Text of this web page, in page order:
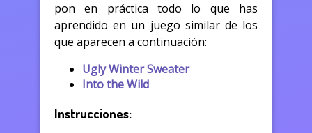
pon en práctica todo lo que has
aprendido en un juego similar de los
que aparecen a continuación:
Ugly Winter Sweater
Into the Wild
Instrucciones: